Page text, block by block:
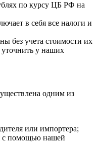
по курсу ЦБ РФ на
в себя все налоги и
без учета стоимости их
у наших
одним из
или импортера;
с помощью нашей